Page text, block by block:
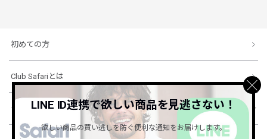
初めての方
Club Safariとは
ショッピングガイド
LINE ID連携で欲しい商品を見逃さない！
欲しい商品の買い逃しを防ぐ便利な通知をお届けします。